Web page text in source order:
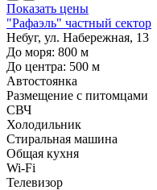
Показать цены
"Рафаэль" частный сектор
Небуг, ул. Набережная, 13
До моря: 800 м
До центра: 500 м
Автостоянка
Размещение с питомцами
СВЧ
Холодильник
Стиральная машина
Общая кухня
Wi-Fi
Телевизор